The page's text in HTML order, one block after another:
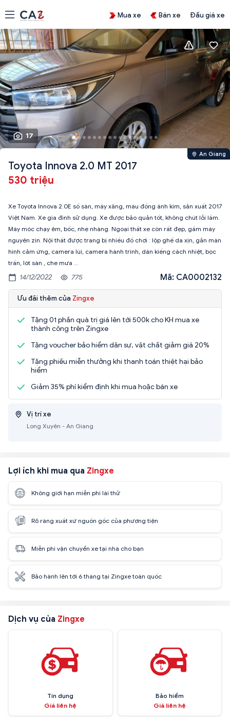
Mua xe Bán xe Đấu giá xe
17
An Giang
Toyota Innova 2.0 MT 2017
530 triệu
Xe Toyota Innova 2.0E số sàn, máy xăng, màu đồng ánh kim, sản xuất 2017
Việt Nam. Xe gia đình sử dụng. Xe được bảo quản tốt, không chút lỗi lầm.
Máy móc chạy êm, bốc, nhẹ nhàng. Ngoại thất xe còn rất đẹp, gầm máy
nguyên zin. Nội thất được trang bị nhiều đồ chơi : lộp ghế da xịn, gắn màn
hình cảm ứng, camera lùi, camera hành trình, dán kiếng cách nhiệt, bọc
trần, lót sàn , che mưa ...
14/12/2022 775 Mã: CA0002132
Ưu đãi thêm của Zingxe
Tặng 01 phần quà trị giá lên tới 500k cho KH mua xe
thành công trên Zingxe
Tặng voucher bảo hiểm dân sự, vật chất giảm giá 20%
Tặng phiếu miễn thưởng khi thanh toán thiệt hại bảo
hiểm
Giảm 35% phí kiểm định khi mua hoặc bán xe
Vị trí xe
Long Xuyên - An Giang
Lợi ích khi mua qua Zingxe
Không giới hạn miễn phí lái thử
Rõ ràng xuất xứ nguồn gốc của phương tiện
Miễn phí vận chuyển xe tại nhà cho bạn
Bảo hành lên tới 6 tháng tại Zingxe toàn quốc
Dịch vụ của Zingxe
Tín dụng
Giá liên hệ
Bảo hiểm
Giá liên hệ